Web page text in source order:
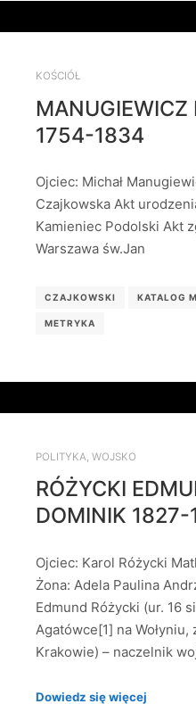
KOŚCIÓŁ
1754-1834
Ojciec: Michał
Czajkowska Akt
Kamieniec Podolski Akt
Warszawa św.Jan
CZAJKOWSKI KATALOG
METRYKA
POLITYKA WOJSKO
RÓŻYCKI
DOMINIK
Ojciec: Karol Różycki
Żona: Adela Paulina
Edmund Różycki (ur. 16
Agatówce[1] na
Krakowie) – naczelnik
Dowiedz się więcej